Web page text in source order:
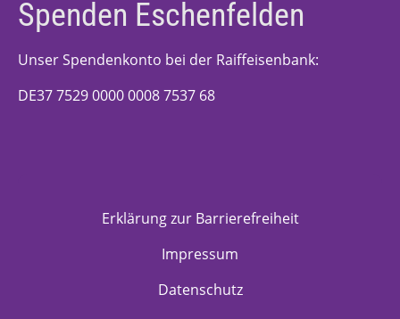
Spenden Eschenfelden
Unser Spendenkonto bei der Raiffeisenbank:
DE37 7529 0000 0008 7537 68
Erklärung zur Barrierefreiheit
Impressum
Datenschutz